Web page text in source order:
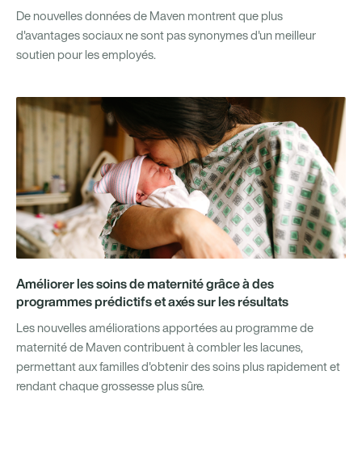
De nouvelles données de Maven montrent que plus
d'avantages sociaux ne sont pas synonymes d'un meilleur
soutien pour les employés.
Améliorer les soins de maternité grâce à des
programmes prédictifs et axés sur les résultats
Les nouvelles améliorations apportées au programme de
maternité de Maven contribuent à combler les lacunes,
permettant aux familles d'obtenir des soins plus rapidement et
rendant chaque grossesse plus sûre.